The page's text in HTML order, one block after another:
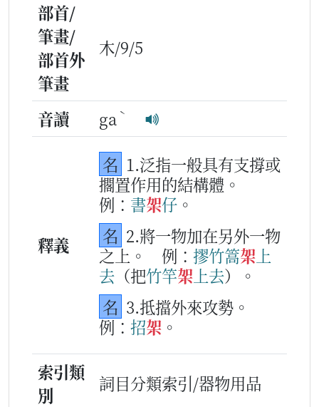
部首/
筆畫/
部首外
筆畫
木/9/5
音讀 ga ˋ
釋義
名 1.泛指一般具有支撐或
擱置作用的結構體。
例： 書架仔 。
名 2.將一物加在另外一物
之上。
例： 摎竹篙架 上
去 （把竹竿架 上去）。
名 3.抵擋外來攻勢。
例： 招架 。
索引類
別
詞目分類索引/器物用品